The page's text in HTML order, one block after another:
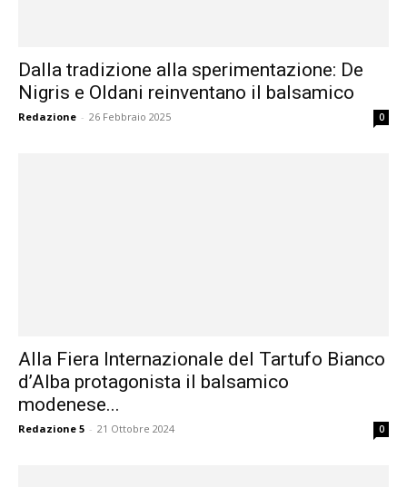
Dalla tradizione alla sperimentazione: De
Nigris e Oldani reinventano il balsamico
Redazione - 26 Febbraio 2025 0
Alla Fiera Internazionale del Tartufo Bianco
d’Alba protagonista il balsamico
modenese...
Redazione 5 - 21 Ottobre 2024 0